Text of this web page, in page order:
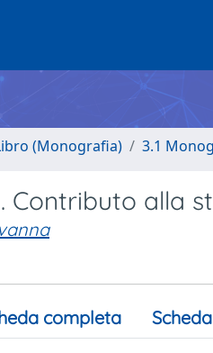
(Monografia) 3.1
Contributo alla
completa